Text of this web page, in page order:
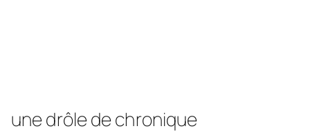
une drôle de chronique